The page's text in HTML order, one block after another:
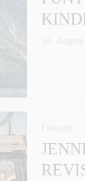
Freizeit